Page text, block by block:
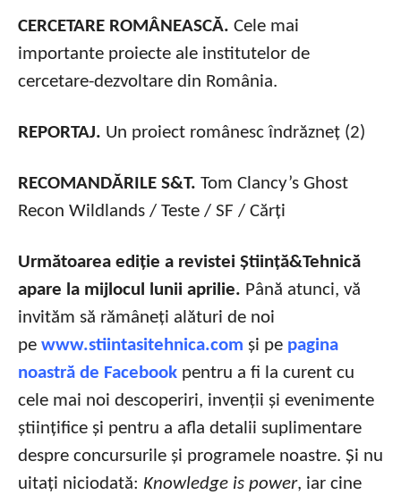
CERCETARE ROMÂNEASCĂ. Cele mai
importante proiecte ale institutelor de
cercetare-dezvoltare din România.
REPORTAJ. Un proiect românesc îndrăzneț (2)
RECOMANDĂRILE S&T. Tom Clancy’s Ghost
Recon Wildlands / Teste / SF / Cărți
Următoarea ediție a revistei Știință&Tehnică
apare la mijlocul lunii aprilie. Până atunci, vă
invităm să rămâneți alături de noi
pe www.stiintasitehnica.com și pe pagina
noastră de Facebook pentru a fi la curent cu
cele mai noi descoperiri, invenții și evenimente
științifice și pentru a afla detalii suplimentare
despre concursurile și programele noastre. Și nu
uitați niciodată: Knowledge is power, iar cine